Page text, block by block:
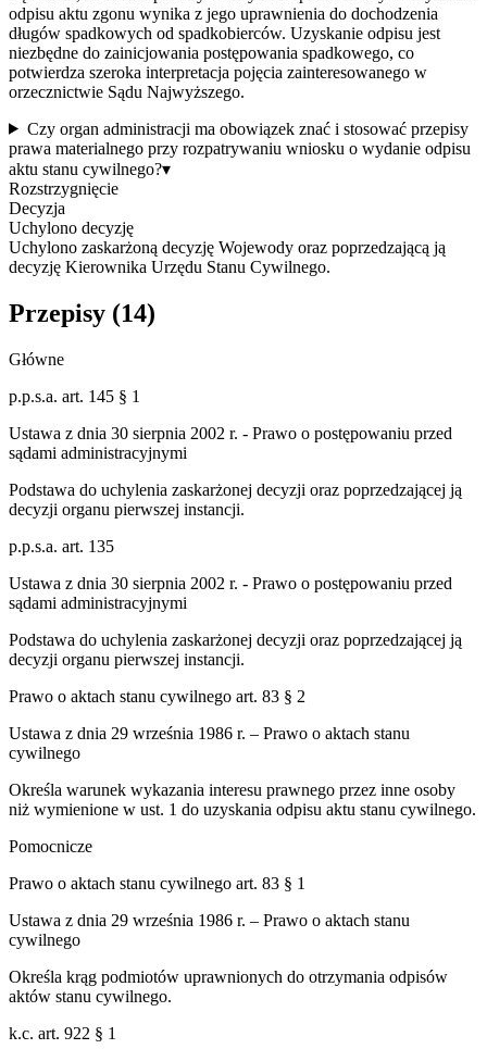
odpisu aktu zgonu wynika z jego uprawnienia do dochodzenia
długów spadkowych od spadkobierców. Uzyskanie odpisu jest
niezbędne do zainicjowania postępowania spadkowego, co
potwierdza szeroka interpretacja pojęcia zainteresowanego w
orzecznictwie Sądu Najwyższego.
Czy organ administracji ma obowiązek znać i stosować przepisy
prawa materialnego przy rozpatrywaniu wniosku o wydanie odpisu
aktu stanu cywilnego?▾
Rozstrzygnięcie
Decyzja
Uchylono decyzję
Uchylono zaskarżoną decyzję Wojewody oraz poprzedzającą ją
decyzję Kierownika Urzędu Stanu Cywilnego.
Przepisy (14)
Główne
p.p.s.a. art. 145 § 1
Ustawa z dnia 30 sierpnia 2002 r. - Prawo o postępowaniu przed
sądami administracyjnymi
Podstawa do uchylenia zaskarżonej decyzji oraz poprzedzającej ją
decyzji organu pierwszej instancji.
p.p.s.a. art. 135
Ustawa z dnia 30 sierpnia 2002 r. - Prawo o postępowaniu przed
sądami administracyjnymi
Podstawa do uchylenia zaskarżonej decyzji oraz poprzedzającej ją
decyzji organu pierwszej instancji.
Prawo o aktach stanu cywilnego art. 83 § 2
Ustawa z dnia 29 września 1986 r. – Prawo o aktach stanu
cywilnego
Określa warunek wykazania interesu prawnego przez inne osoby
niż wymienione w ust. 1 do uzyskania odpisu aktu stanu cywilnego.
Pomocnicze
Prawo o aktach stanu cywilnego art. 83 § 1
Ustawa z dnia 29 września 1986 r. – Prawo o aktach stanu
cywilnego
Określa krąg podmiotów uprawnionych do otrzymania odpisów
aktów stanu cywilnego.
k.c. art. 922 § 1